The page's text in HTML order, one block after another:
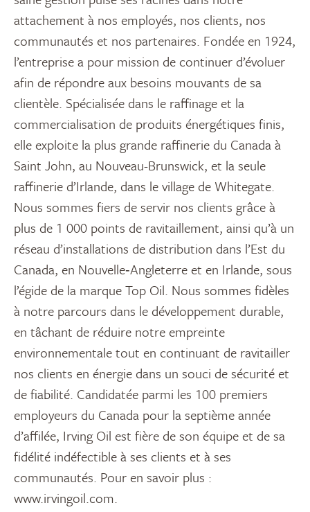
attachement à nos employés, nos clients, nos
communautés et nos partenaires. Fondée en 1924,
l’entreprise a pour mission de continuer d’évoluer
afin de répondre aux besoins mouvants de sa
clientèle. Spécialisée dans le raffinage et la
commercialisation de produits énergétiques finis,
elle exploite la plus grande raffinerie du Canada à
Saint John, au Nouveau-Brunswick, et la seule
raffinerie d’Irlande, dans le village de Whitegate.
Nous sommes fiers de servir nos clients grâce à
plus de 1 000 points de ravitaillement, ainsi qu’à un
réseau d’installations de distribution dans l’Est du
Canada, en Nouvelle‑Angleterre et en Irlande, sous
l’égide de la marque Top Oil. Nous sommes fidèles
à notre parcours dans le développement durable,
en tâchant de réduire notre empreinte
environnementale tout en continuant de ravitailler
nos clients en énergie dans un souci de sécurité et
de fiabilité. Candidatée parmi les 100 premiers
employeurs du Canada pour la septième année
d’affilée, Irving Oil est fière de son équipe et de sa
fidélité indéfectible à ses clients et à ses
communautés. Pour en savoir plus :
www.irvingoil.com.